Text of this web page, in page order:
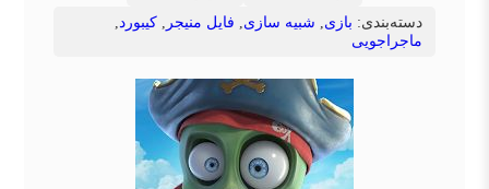
دسته‌بندی: بازی, شبیه سازی, فایل منیجر ,کیبورد,
ماجراجویی